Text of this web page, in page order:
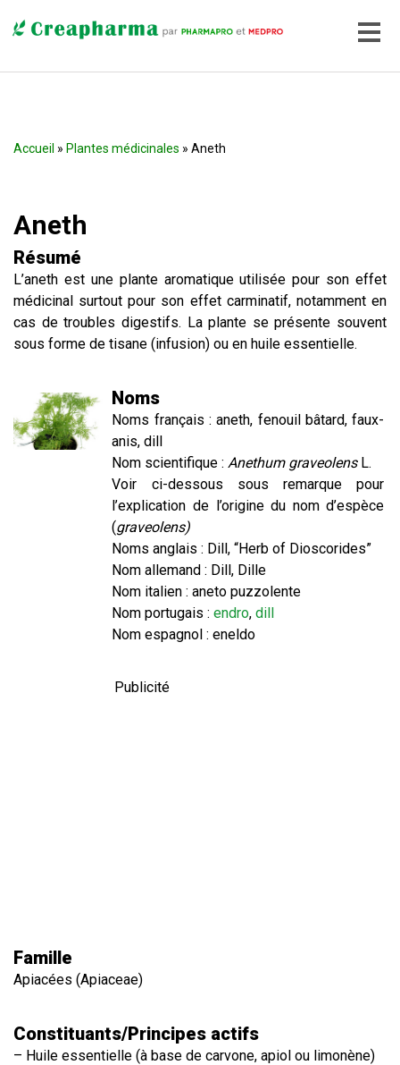
Accueil » Plantes médicinales » Aneth
Aneth
Résumé
L’aneth est une plante aromatique utilisée pour son effet
médicinal surtout pour son effet carminatif, notamment en
cas de troubles digestifs. La plante se présente souvent
sous forme de tisane (infusion) ou en huile essentielle.
Noms
Noms français : aneth, fenouil bâtard, faux-
anis, dill
Nom scientifique :Anethum graveolensL.
Voir ci-dessous sous remarque pour
l’explication de l’origine du nom d’espèce
(graveolens)
Noms anglais : Dill, “Herb of Dioscorides”
Nom allemand : Dill, Dille
Nom italien : aneto puzzolente
Nom portugais :endro,dill
Nom espagnol : eneldo
Publicité
Famille
Apiacées (Apiaceae)
Constituants/Principes actifs
– Huile essentielle (à base de carvone, apiol ou limonène)